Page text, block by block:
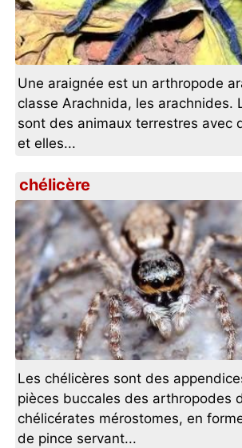
Une araignée est un arthropode
classe Arachnida, les arachnides.
sont des animaux terrestres avec
et elles...
chélicère
Les chélicères sont des
pièces buccales des arthropodes
chélicérates mérostomes, en
de pince servant...